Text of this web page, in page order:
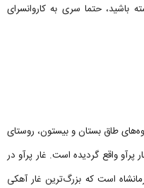
باشید، حتما سری به کاروانسرای
کوه‌های طاق بستان و بیستون، روستای
پرآو واقع گردیده است. غار پرآو در
است که بزرگ‌ترین غار آهکی